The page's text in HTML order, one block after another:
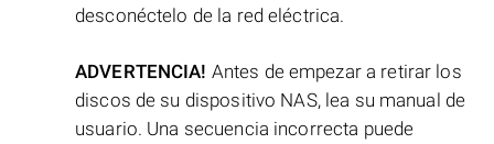
desconéctelo de la red eléctrica.
ADVERTENCIA! Antes de empezar a retirar los
discos de su dispositivo NAS, lea su manual de
usuario. Una secuencia incorrecta puede